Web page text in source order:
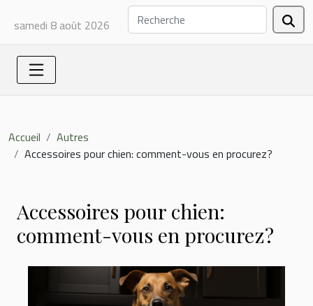
samedi 8 août 2026
Accueil
Autres
Accessoires pour chien: comment-vous en procurez?
Accessoires pour chien:
comment-vous en procurez?